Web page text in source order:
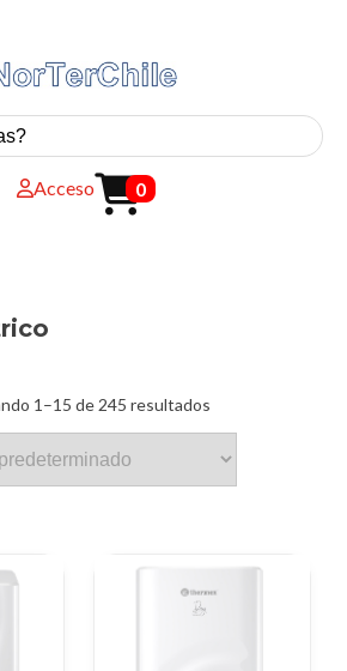
NAVEGACIÓN
Acceso 0
1–15 de 245 resultados